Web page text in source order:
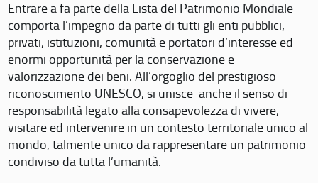
Entrare a fa parte della Lista del Patrimonio Mondiale
comporta l’impegno da parte di tutti gli enti pubblici,
privati, istituzioni, comunità e portatori d’interesse ed
enormi opportunità per la conservazione e
valorizzazione dei beni. All’orgoglio del prestigioso
riconoscimento UNESCO, si unisce anche il senso di
responsabilità legato alla consapevolezza di vivere,
visitare ed intervenire in un contesto territoriale unico al
mondo, talmente unico da rappresentare un patrimonio
condiviso da tutta l’umanità.